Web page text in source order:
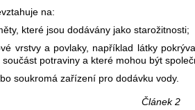
na:
které jsou dodávány jako starožitnosti;
vrstvy a povlaky, například látky
potraviny a které mohou být
soukromá zařízení pro dodávku vody.
Článek 2
náhrady